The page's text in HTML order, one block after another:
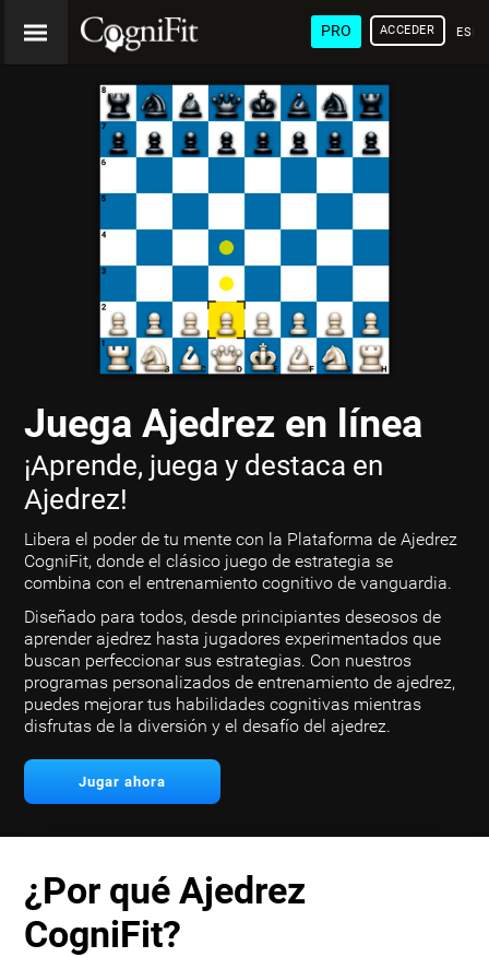
PRO ACCEDER
Juega Ajedrez en línea
¡Aprende, juega y destaca en
Ajedrez!
Libera el poder de tu mente con la Plataforma de Ajedrez
CogniFit, donde el clásico juego de estrategia se
combina con el entrenamiento cognitivo de vanguardia.
Diseñado para todos, desde principiantes deseosos de
aprender ajedrez hasta jugadores experimentados que
buscan perfeccionar sus estrategias. Con nuestros
programas personalizados de entrenamiento de ajedrez,
puedes mejorar tus habilidades cognitivas mientras
disfrutas de la diversión y el desafío del ajedrez.
Jugar ahora
¿Por qué Ajedrez
CogniFit?